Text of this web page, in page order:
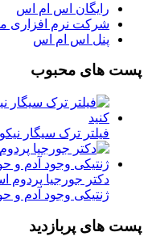
رایگان اس ام اس
شرکت نرم افزاری
پنل اس ام اس
پست های محبوب
فیلتر ترک سیگار
دکتر جورجیا پردوم
ژنتیکی وجود آدم و
پست های پربازدید